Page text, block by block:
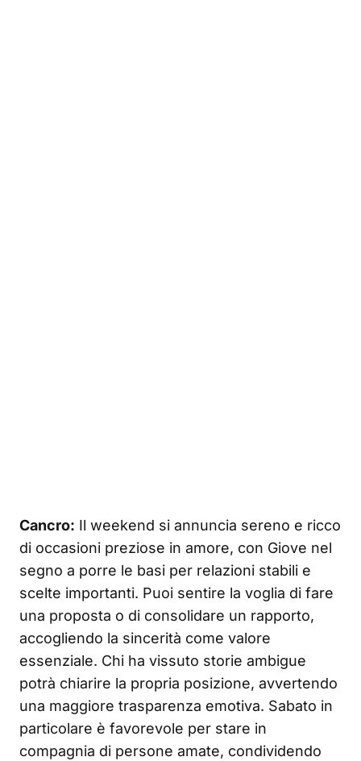
Cancro: Il weekend si annuncia sereno e ricco
di occasioni preziose in amore, con Giove nel
segno a porre le basi per relazioni stabili e
scelte importanti. Puoi sentire la voglia di fare
una proposta o di consolidare un rapporto,
accogliendo la sincerità come valore
essenziale. Chi ha vissuto storie ambigue
potrà chiarire la propria posizione, avvertendo
una maggiore trasparenza emotiva. Sabato in
particolare è favorevole per stare in
compagnia di persone amate, condividendo